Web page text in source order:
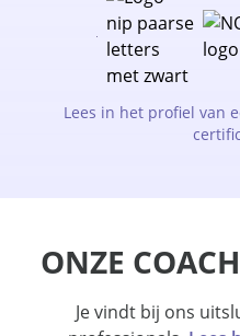
Lees in het profiel van
ONZE
Je vindt bij ons